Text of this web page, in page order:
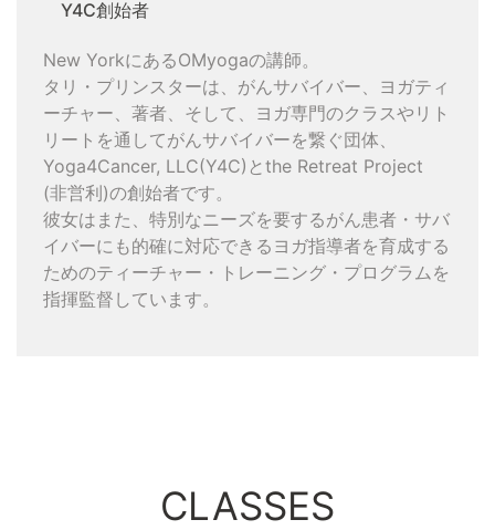
Y4C創始者
New YorkにあるOMyogaの講師。
タリ・プリンスターは、がんサバイバー、ヨガティ
ーチャー、著者、そして、ヨガ専門のクラスやリト
リートを通してがんサバイバーを繋ぐ団体、
Yoga4Cancer, LLC(Y4C)とthe Retreat Project
(非営利)の創始者です。
彼女はまた、特別なニーズを要するがん患者・サバ
イバーにも的確に対応できるヨガ指導者を育成する
ためのティーチャー・トレーニング・プログラムを
指揮監督しています。
CLASSES